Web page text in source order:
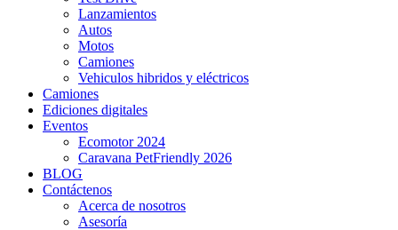
Lanzamientos
Autos
Motos
Camiones
Vehiculos hibridos y eléctricos
Camiones
Ediciones digitales
Eventos
Ecomotor 2024
Caravana PetFriendly 2026
BLOG
Contáctenos
Acerca de nosotros
Asesoría